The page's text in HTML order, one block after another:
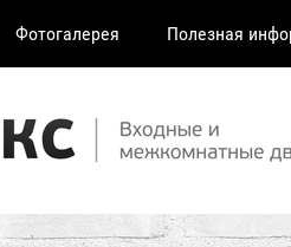
Фотогалерея Полезная